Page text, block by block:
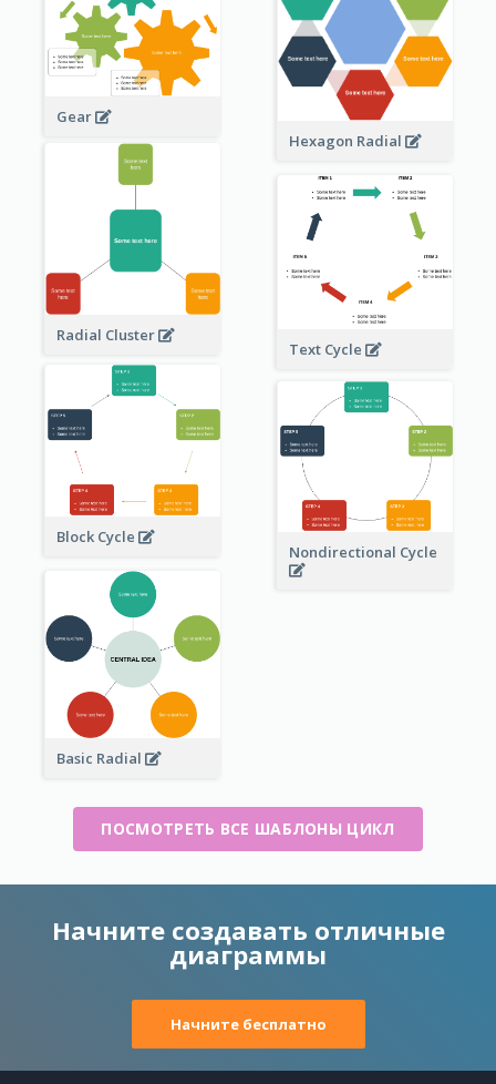
Hexagon Radial
Gear
Radial Cluster
Text Cycle
Block Cycle
Nondirectional Cycle
Basic Radial
ПОСМОТРЕТЬ ВСЕ ШАБЛОНЫ ЦИКЛ
Начните создавать отличные
диаграммы
Начните бесплатно